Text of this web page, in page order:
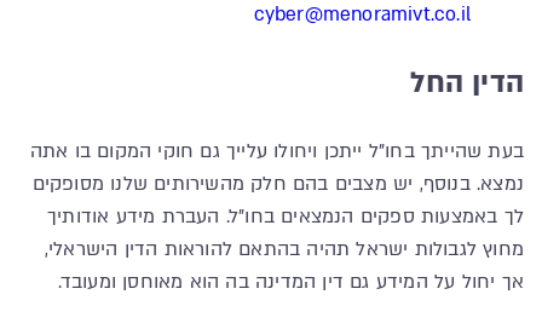
cyber@menoramivt.co.il
הדין החל
בעת שהייתך בחו"ל ייתכן ויחולו עלייך גם חוקי המקום בו אתה
נמצא. בנוסף, יש מצבים בהם חלק מהשירותים שלנו מסופקים
לך באמצעות ספקים הנמצאים בחו"ל. העברת מידע אודותיך
מחוץ לגבולות ישראל תהיה בהתאם להוראות הדין הישראלי,
אך יחול על המידע גם דין המדינה בה הוא מאוחסן ומעובד.